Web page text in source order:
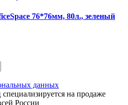
76*76мм, 80л., зеленый
данных
на продаже
России